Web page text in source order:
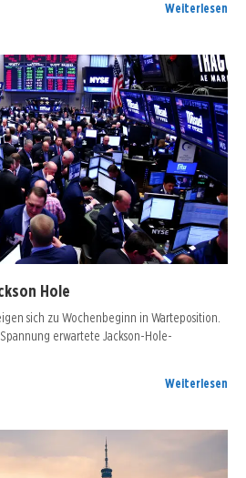
Weiterlesen
Hole
sich zu Wochenbeginn in Warteposition.
erwartete Jackson-Hole-
Weiterlesen